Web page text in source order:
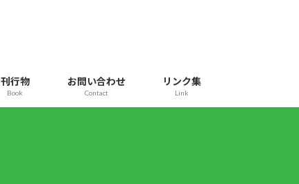
刊行物
Book
お問い合わせ
Contact
リンク集
Link